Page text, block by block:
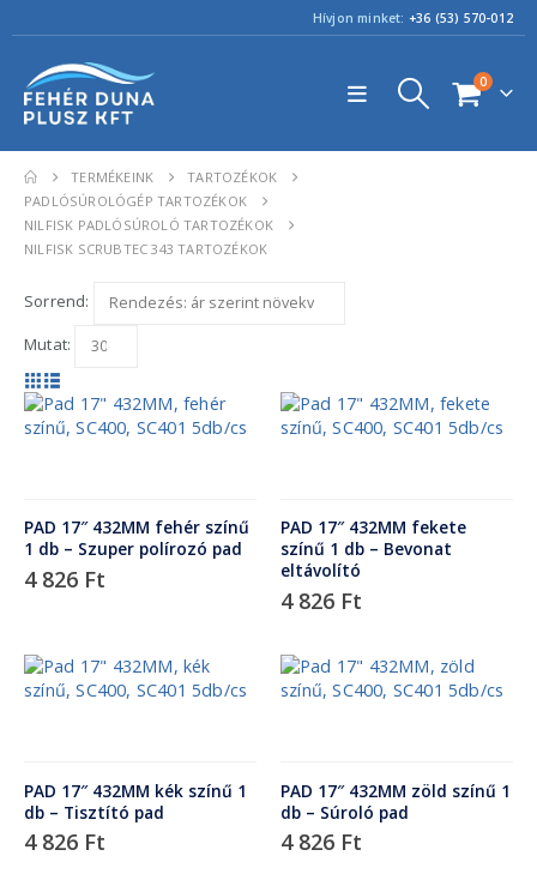
Hívjon minket: +36 (53) 570-012
0
TERMÉKEINK
TARTOZÉKOK
PADLÓSÚROLÓGÉP TARTOZÉKOK
NILFISK PADLÓSÚROLÓ TARTOZÉKOK
NILFISK SCRUBTEC 343 TARTOZÉKOK
Sorrend:
Mutat:
PAD 17″ 432MM fehér színű
1 db – Szuper polírozó pad
4 826 Ft
PAD 17″ 432MM fekete
színű 1 db – Bevonat
eltávolító
4 826 Ft
PAD 17″ 432MM kék színű 1
db – Tisztító pad
4 826 Ft
PAD 17″ 432MM zöld színű 1
db – Súroló pad
4 826 Ft